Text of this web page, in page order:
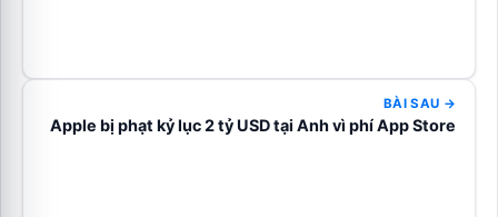
BÀI SAU →
Apple bị phạt kỷ lục 2 tỷ USD tại Anh vì phí App Store